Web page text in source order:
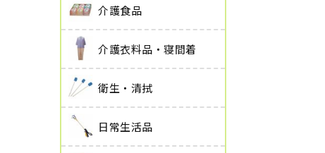
介護食品
介護衣料品・寝間着
衛生・清拭
日常生活品